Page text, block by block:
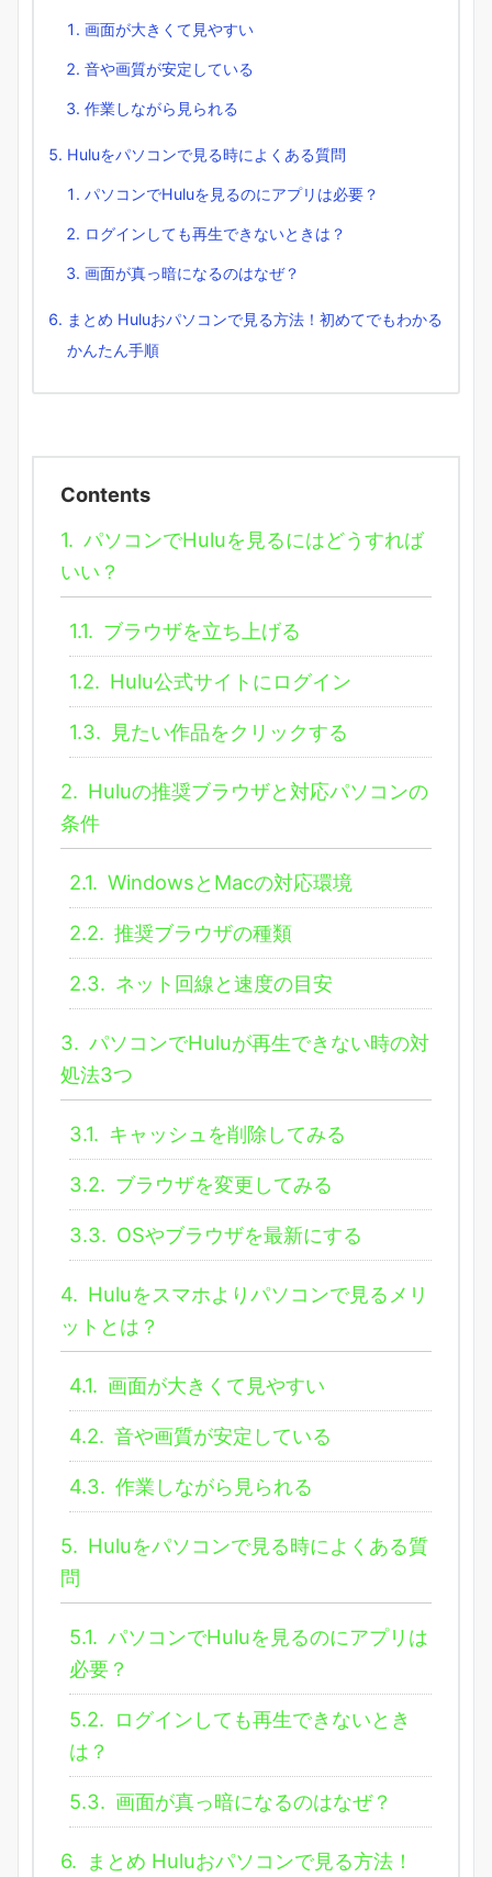
画面が大きくて見やすい
音や画質が安定している
作業しながら見られる
Huluをパソコンで見る時によくある質問
パソコンでHuluを見るのにアプリは必要？
ログインしても再生できないときは？
画面が真っ暗になるのはなぜ？
まとめ Huluおパソコンで見る方法！初めてでもわかる
かんたん手順
Contents
1. パソコンでHuluを見るにはどうすれば
いい？
1.1. ブラウザを立ち上げる
1.2. Hulu公式サイトにログイン
1.3. 見たい作品をクリックする
2. Huluの推奨ブラウザと対応パソコンの
条件
2.1. WindowsとMacの対応環境
2.2. 推奨ブラウザの種類
2.3. ネット回線と速度の目安
3. パソコンでHuluが再生できない時の対
処法3つ
3.1. キャッシュを削除してみる
3.2. ブラウザを変更してみる
3.3. OSやブラウザを最新にする
4. Huluをスマホよりパソコンで見るメリ
ットとは？
4.1. 画面が大きくて見やすい
4.2. 音や画質が安定している
4.3. 作業しながら見られる
5. Huluをパソコンで見る時によくある質
問
5.1. パソコンでHuluを見るのにアプリは
必要？
5.2. ログインしても再生できないとき
は？
5.3. 画面が真っ暗になるのはなぜ？
6. まとめ Huluおパソコンで見る方法！